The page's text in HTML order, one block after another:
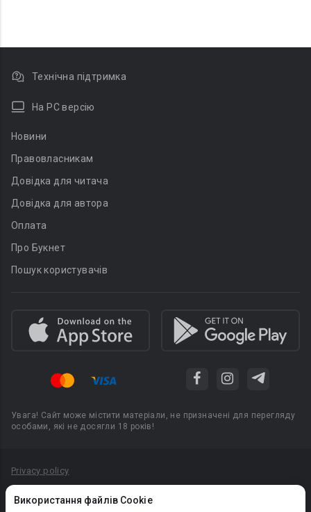
Використання файлів Cookie
Технічна підтримка
На PC версію
Новини
Правовласникам
Довідка для читача
Довідка для автора
Оплата
Про Букнет
Пошук користувачів
Увага! Сайт може містити матеріали, не призначені для перегляду
особами, які не досягли 18 років!
Privacy policy